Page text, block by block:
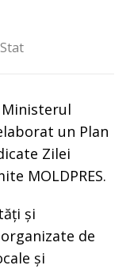
Ministerul
un Plan
Zilei
MOLDPRES.
și
de
și